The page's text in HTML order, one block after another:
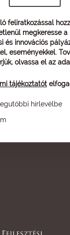
feliratkozással
megkeresse
és innovációs
eseményekkel.
olvassa el az
tájékoztatót
hírlevélbe